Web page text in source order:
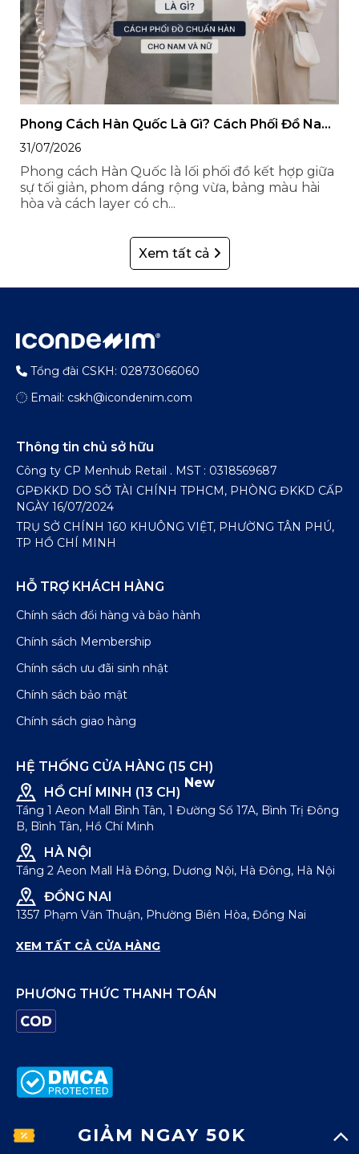
Phong Cách Hàn Quốc Là Gì? Cách Phối Đồ Nam
Nữ Style Hàn Quốc
31/07/2026
Phong cách Hàn Quốc là lối phối đồ kết hợp giữa
sự tối giản, phom dáng rộng vừa, bảng màu hài
hòa và cách layer có ch...
Xem tất cả
GIẢM NGAY 50K
Tổng đài CSKH: 02873066060
Email: cskh@icondenim.com
Thông tin chủ sở hữu
Công ty CP Menhub Retail . MST : 0318569687
GPĐKKD DO SỞ TÀI CHÍNH TPHCM, PHÒNG ĐKKD CẤP
NGÀY 16/07/2024
TRỤ SỞ CHÍNH 160 KHUÔNG VIỆT, PHƯỜNG TÂN PHÚ,
TP HỒ CHÍ MINH
HỖ TRỢ KHÁCH HÀNG
Chính sách đổi hàng và bảo hành
Chính sách Membership
Chính sách ưu đãi sinh nhật
Chính sách bảo mật
Chính sách giao hàng
HỆ THỐNG CỬA HÀNG (15 CH)
HỒ CHÍ MINH (13 CH)
New
Tầng 1 Aeon Mall Bình Tân, 1 Đường Số 17A, Bình Trị Đông
B, Bình Tân, Hồ Chí Minh
HÀ NỘI
Tầng 2 Aeon Mall Hà Đông, Dương Nội, Hà Đông, Hà Nội
ĐỒNG NAI
1357 Phạm Văn Thuận, Phường Biên Hòa, Đồng Nai
XEM TẤT CẢ CỬA HÀNG
PHƯƠNG THỨC THANH TOÁN
© Bản quyền thuộc về ICONDENIM